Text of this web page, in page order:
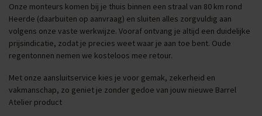
Onze monteurs komen bij je thuis binnen een straal van 80 km rond
Heerde (daarbuiten op aanvraag) en sluiten alles zorgvuldig aan
volgens onze vaste werkwijze. Vooraf ontvang je altijd een duidelijke
prijsindicatie, zodat je precies weet waar je aan toe bent. Oude
regentonnen nemen we kosteloos mee retour.
Met onze aansluitservice kies je voor gemak, zekerheid en
vakmanschap, zo geniet je zonder gedoe van jouw nieuwe Barrel
Atelier product